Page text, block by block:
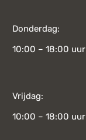
Donderdag:
10:00 – 18:00 uur
Vrijdag:
10:00 – 18:00 uur